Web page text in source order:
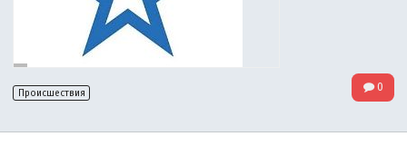
Происшествия 0